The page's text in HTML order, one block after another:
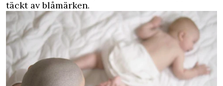
täckt av blåmärken.